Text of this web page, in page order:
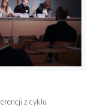
z cyklu